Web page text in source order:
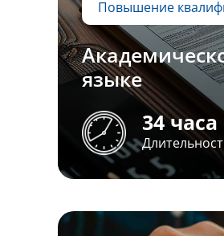
Повышение
языке
34 часа